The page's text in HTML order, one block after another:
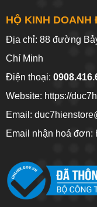
HỘ KINH
Địa chỉ: 88 đường
Chí Minh
Điện thoại:
Website: https://
Email:
Email nhận hoá đơn: